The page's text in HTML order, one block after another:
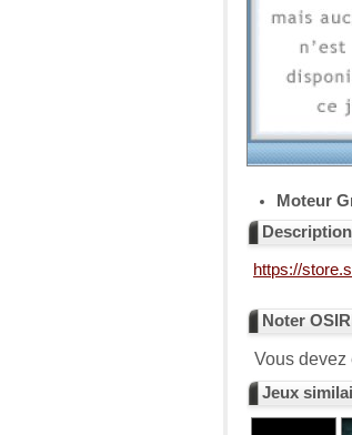
Moteur
Description
https://
Noter
Vous devez
Jeux